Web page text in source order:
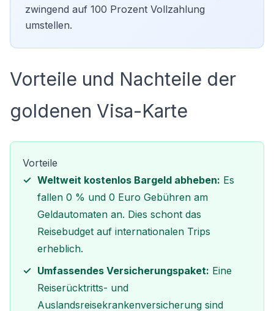
zwingend auf 100 Prozent Vollzahlung
umstellen.
Vorteile und Nachteile der
goldenen Visa-Karte
Vorteile
Weltweit kostenlos Bargeld abheben: Es
fallen 0 % und 0 Euro Gebühren am
Geldautomaten an. Dies schont das
Reisebudget auf internationalen Trips
erheblich.
Umfassendes Versicherungspaket: Eine
Reiserücktritts- und
Auslandsreisekrankenversicherung sind